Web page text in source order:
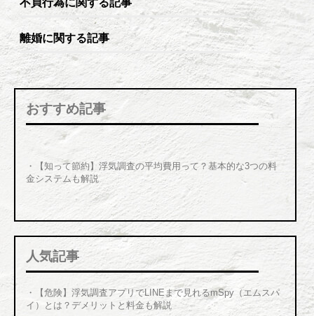
離婚に関する記事
おすすめ記事
・【知って節約】浮気調査の平均費用って？基本的な3つの料
金システムも解説
人気記事
・
【危険】浮気調査アプリでLINEまで見れるmSpy（エムスパ
イ）とは？デメリットと料金も解説